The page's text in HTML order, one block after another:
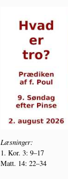
Læs­nin­ger:
1. Kor. 3: 9–17
Matt. 14: 22–34